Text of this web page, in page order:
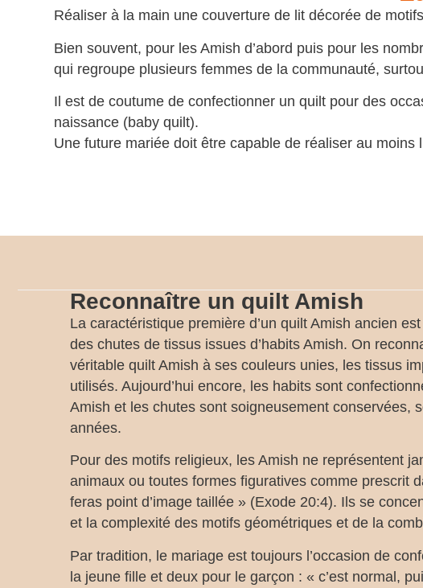
Réaliser à la main une couverture de lit décorée de
Bien souvent, pour les Amish d’abord puis pour les
qui regroupe plusieurs femmes de la communauté,
Il est de coutume de confectionner un quilt pour des
naissance (baby quilt).
Une future mariée doit être capable de réaliser au moins
Reconnaître un quilt Amish
La caractéristique première d’un quilt Amish ancien
des chutes de tissus issues d’habits Amish. On
véritable quilt Amish à ses couleurs unies, les tissus
utilisés. Aujourd’hui encore, les habits sont
Amish et les chutes sont soigneusement conservées,
années.
Pour des motifs religieux, les Amish ne représentent
animaux ou toutes formes figuratives comme prescrit
feras point d’image taillée » (Exode 20:4). Ils se
et la complexité des motifs géométriques et de la
Par tradition, le mariage est toujours l’occasion de
la jeune fille et deux pour le garçon : « c’est normal,